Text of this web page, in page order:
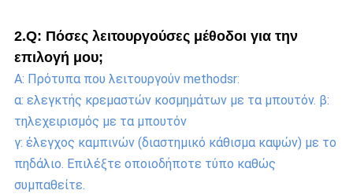
2.Q: Πόσες λειτουργούσες μέθοδοι για την
επιλογή μου;
Α: Πρότυπα που λειτουργούν methodsr:
α: ελεγκτής κρεμαστών κοσμημάτων με τα μπουτόν. β:
τηλεχειρισμός με τα μπουτόν
γ: έλεγχος καμπινών (διαστημικό κάθισμα καψών) με το
πηδάλιο. Επιλέξτε οποιοδήποτε τύπο καθώς
συμπαθείτε.